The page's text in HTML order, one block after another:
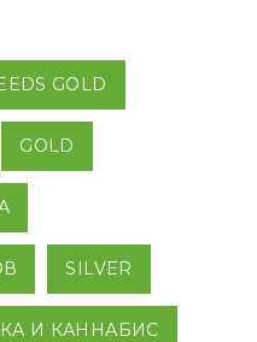
GOLD
GOLD
SILVER
И КАННАБИС